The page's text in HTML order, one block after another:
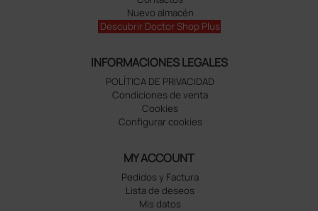
Nuevo almacén
Descubrir Doctor Shop Plus
INFORMACIONES LEGALES
POLÍTICA DE PRIVACIDAD
Condiciones de venta
Cookies
Configurar cookies
MY ACCOUNT
Pedidos y Factura
Lista de deseos
Mis datos